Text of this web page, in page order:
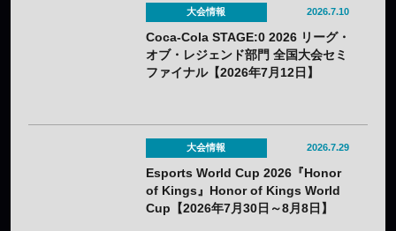
大会情報 2026.7.10
Coca-Cola STAGE:0 2026 リーグ・
オブ・レジェンド部門 全国大会セミ
ファイナル【2026年7月12日】
大会情報 2026.7.29
Esports World Cup 2026『Honor
of Kings』Honor of Kings World
Cup【2026年7月30日～8月8日】